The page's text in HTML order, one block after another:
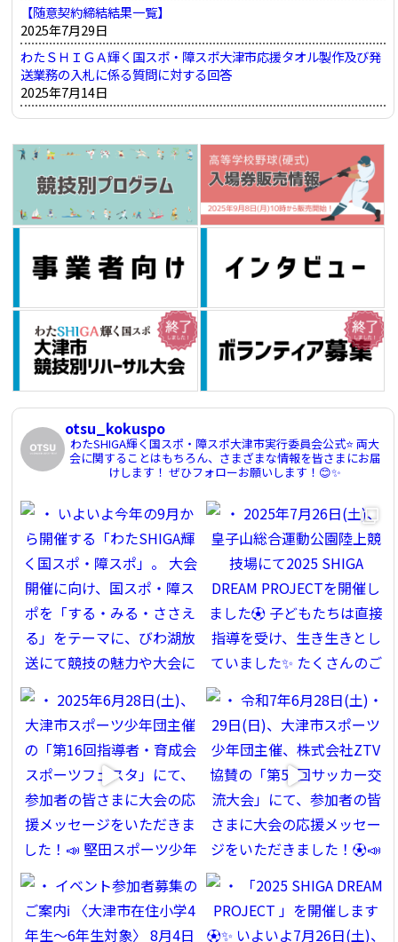
【随意契約締結結果一覧】
2025年7月29日
わたＳＨＩＧＡ輝く国スポ・障スポ大津市応援タオル製作及び発
送業務の入札に係る質問に対する回答
2025年7月14日
otsu_kokuspo
わたSHIGA輝く国スポ・障スポ大津市実行委員会公式⭐️両大
会に関することはもちろん、さまざまな情報を皆さまにお届
けします！ ぜひフォローお願いします！😊✨